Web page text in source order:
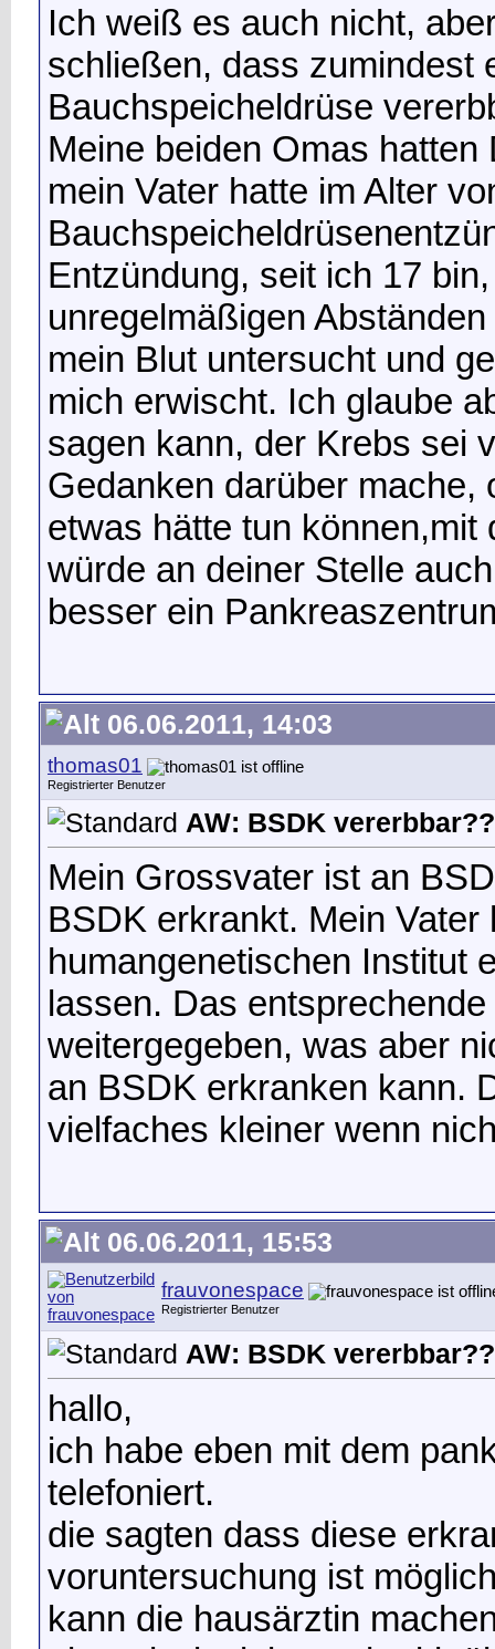
Ich weiß es auch nicht,
schließen, dass zumindest
Bauchspeicheldrüse
Meine beiden Omas
mein Vater hatte im Alter
Entzündung, seit ich 17
unregelmäßigen
mein Blut untersucht und
mich erwischt. Ich glaube
sagen kann, der Krebs sei
Gedanken darüber
etwas hätte tun
würde an deiner Stelle
besser ein
06.06.2011, 14:03
thomas01
Registrierter Benutzer
AW: BSDK vererbbar??
Mein Grossvater ist an
BSDK erkrankt. Mein
humangenetischen Institut
lassen. Das
weitergegeben, was aber
an BSDK erkranken kann.
vielfaches kleiner wenn
06.06.2011, 15:53
frauvonespace
Registrierter Benutzer
AW: BSDK vererbbar??
hallo,
ich habe eben mit dem
telefoniert.
die sagten dass diese
voruntersuchung ist
kann die hausärztin